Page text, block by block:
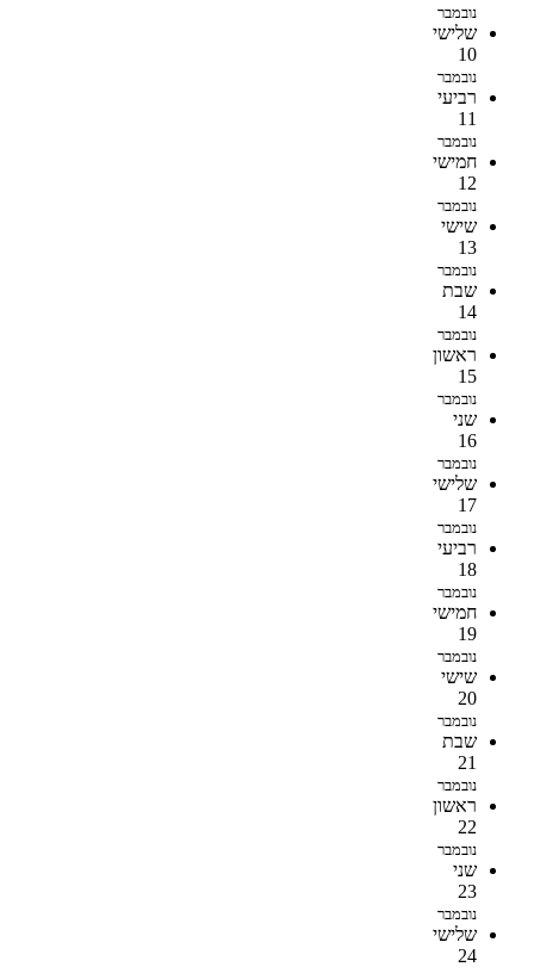
נובמבר
שלישי
10
נובמבר
רביעי
11
נובמבר
חמישי
12
נובמבר
שישי
13
נובמבר
שבת
14
נובמבר
ראשון
15
נובמבר
שני
16
נובמבר
שלישי
17
נובמבר
רביעי
18
נובמבר
חמישי
19
נובמבר
שישי
20
נובמבר
שבת
21
נובמבר
ראשון
22
נובמבר
שני
23
נובמבר
שלישי
24